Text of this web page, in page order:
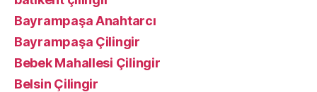
Bayrampaşa Anahtarcı
Bayrampaşa Çilingir
Bebek Mahallesi Çilingir
Belsin Çilingir